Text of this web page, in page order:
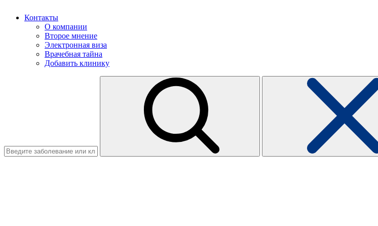
Контакты
О компании
Второе мнение
Электронная виза
Врачебная тайна
Добавить клинику